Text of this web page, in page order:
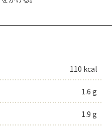
110 kcal
1.6 g
1.9 g